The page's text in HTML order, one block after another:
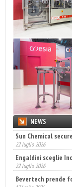
NEWS
Sun Chemical
22 luglio 2026
Engaldini sceglie
22 luglio 2026
Bevertech prende